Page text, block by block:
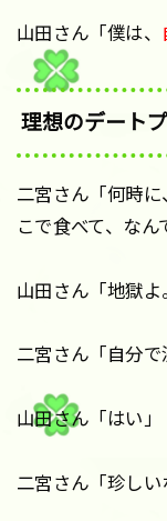
山田さん「僕は、
理想のデート
二宮さん「何時
こで食べて、なん
山田さん「地獄よ
二宮さん「自分で
山田さん「はい」
二宮さん「珍しい